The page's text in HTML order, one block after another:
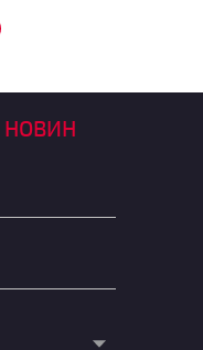
НОВИН